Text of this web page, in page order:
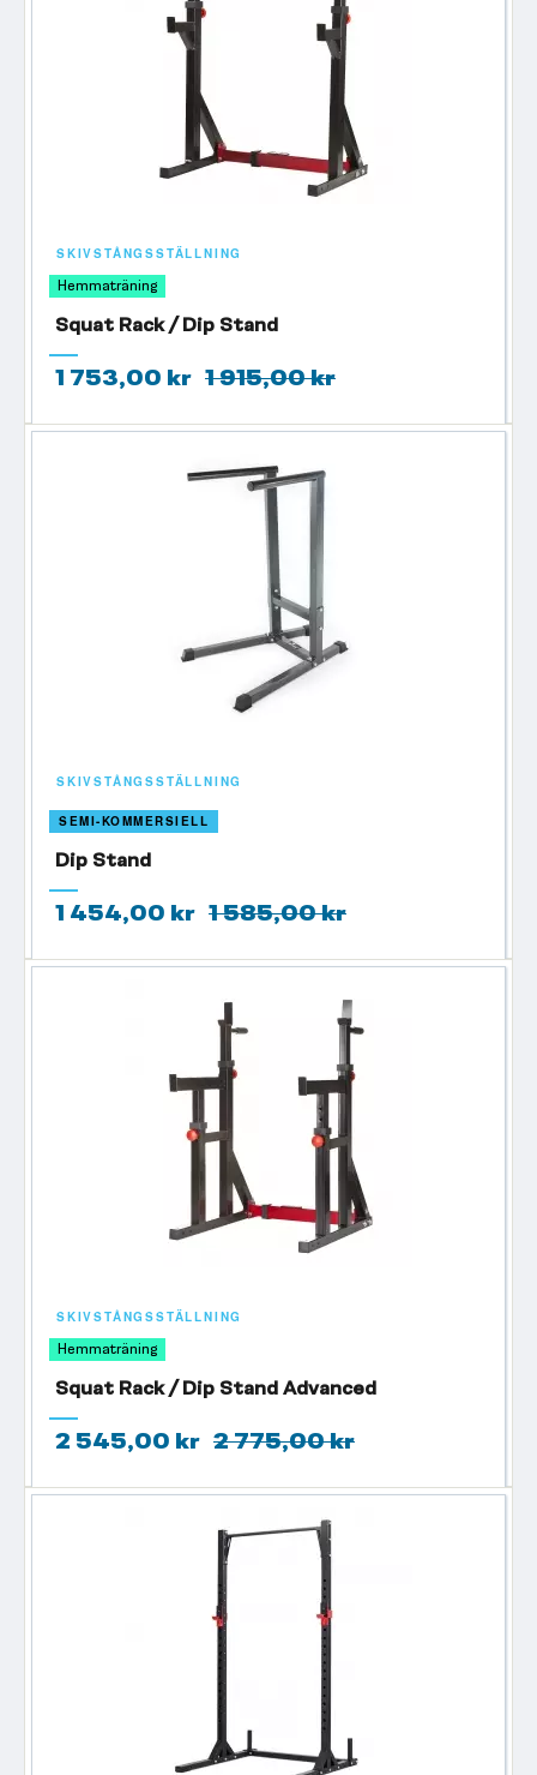
SKIVSTÅNGSSTÄLLNING
Hemmaträning
Squat Rack / Dip Stand
1 753,00 kr 1 915,00 kr
SKIVSTÅNGSSTÄLLNING
SEMI-KOMMERSIELL
Dip Stand
1 454,00 kr 1 585,00 kr
SKIVSTÅNGSSTÄLLNING
Hemmaträning
Squat Rack / Dip Stand Advanced
2 545,00 kr 2 775,00 kr